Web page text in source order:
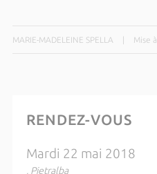
MARIE-MADELEINE SPELLA Mise
RENDEZ-VOUS
Mardi 22 mai 2018
, Pietralba